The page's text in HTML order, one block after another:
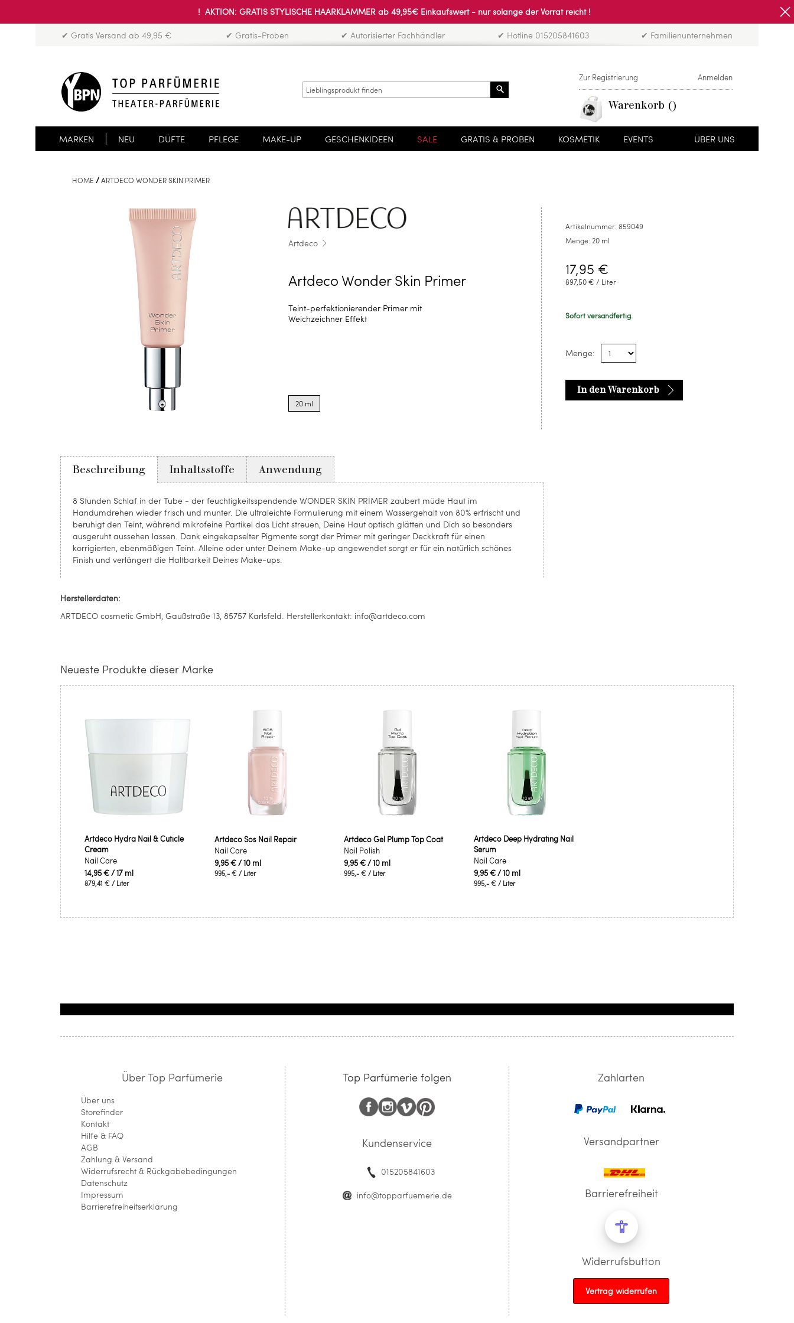
! AKTION: GRATIS STYLISCHE HAARKLAMMER ab 49,95€ Einkaufswert - nur solange der Vorrat reicht !
✔ Gratis Versand ab 49,95 € ✔ Gratis-Proben ✔ Autorisierter Fachhändler ✔ Hotline 015205841603 ✔ Familienunternehmen
Zur Registrierung Anmelden
Warenkorb
MARKEN NEU DÜFTE PFLEGE MAKE-UP GESCHENKIDEEN SALE GRATIS & PROBEN KOSMETIK EVENTS ÜBER UNS
HOME ARTDECO WONDER SKIN PRIMER
Artdeco
Artdeco Wonder Skin Primer
Teint-perfektionierender Primer mit
Weichzeichner Effekt
options
for20 ml
Artikelnummer: 859049
Menge: 20 ml
17,95 €
897,50 € / Liter
Sofort versandfertig.
Menge:
In den Warenkorb
Beschreibung
8 Stunden Schlaf in der Tube - der feuchtigkeitsspendende WONDER SKIN PRIMER zaubert müde Haut im
Handumdrehen wieder frisch und munter. Die ultraleichte Formulierung mit einem Wassergehalt von 80% erfrischt und
beruhigt den Teint, während mikrofeine Partikel das Licht streuen, Deine Haut optisch glätten und Dich so besonders
ausgeruht aussehen lassen. Dank eingekapselter Pigmente sorgt der Primer mit geringer Deckkraft für einen
korrigierten, ebenmäßigen Teint. Alleine oder unter Deinem Make-up angewendet sorgt er für ein natürlich schönes
Finish und verlängert die Haltbarkeit Deines Make-ups.
Inhaltsstoffe Anwendung
Herstellerdaten:
ARTDECO cosmetic GmbH, Gaußstraße 13, 85757 Karlsfeld. Herstellerkontakt: info@artdeco.com
Neueste Produkte dieser Marke
Artdeco Hydra Nail & Cuticle
Cream
Nail Care
14,95 €/ 17 ml
879,41 € / Liter
Artdeco Sos Nail Repair
Nail Care
9,95 €/ 10 ml
995,- €/ Liter
Artdeco Gel Plump Top Coat
Nail Polish
9,95 €/ 10 ml
995,- € / Liter
Artdeco Deep Hydrating Nail
Serum
Nail Care
9,95 €/ 10 ml
995,- €/ Liter
Über Top Parfümerie
Über uns
Storefinder
Kontakt
Hilfe & FAQ
AGB
Zahlung & Versand
Widerrufsrecht & Rückgabebedingungen
Datenschutz
Impressum
Barrierefreiheitserklärung
Top Parfümerie folgen
Kundenservice
015205841603
info@topparfuemerie.de
Zahlarten
Versandpartner
Barrierefreiheit
Widerrufsbutton
Vertrag widerrufen